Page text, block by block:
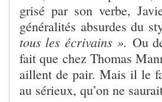
grisé par son verbe,
généralités absurdes du
tous les écrivains ». Ou
fait que chez Thomas
aillent de pair. Mais il le
au sérieux, qu’on ne